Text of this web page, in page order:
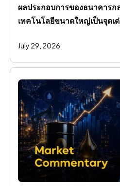
ผลประกอบการของธนาคาร
เทคโนโลยีขนาดใหญ่เป็นจุดเ
July 29, 2026